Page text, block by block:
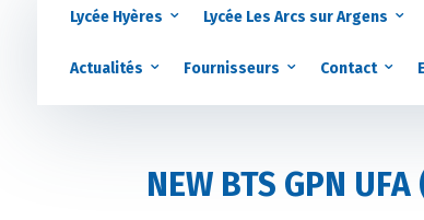
Lycée Hyères Lycée Les Arcs sur Argens
Actualités Fournisseurs Contact
NEW BTS GPN UFA